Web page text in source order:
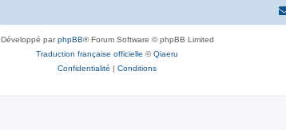
Développé parphpBB® Forum Software © phpBB Limited
Traduction française officielle ©Qiaeru
Confidentialité | Conditions